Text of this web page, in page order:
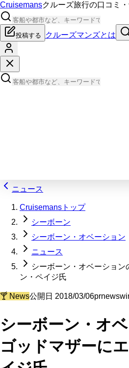
Cruisemansクルーズ旅行の口コミ
投稿する クルーズマンズとは
ニュース
Cruisemansトップ
シーボーン
シーボーン・オベーション
ニュース
シーボーン・オベーション
ン・ペイジ氏
🍸 News公開日 2018/03/06
シーボーン・オ
ゴッドマザーに